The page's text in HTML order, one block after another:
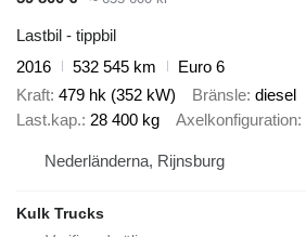
Lastbil - tippbil
2016
532 545 km
Euro 6
Kraft 479 hk (352 kW) Bränsle diesel
Last.kap. 28 400 kg Axelkonfiguration
Nederländerna, Rijnsburg
Kulk Trucks